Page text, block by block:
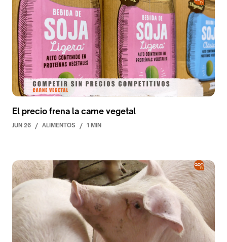
El precio frena la carne vegetal
JUN 26 / ALIMENTOS / 1 MIN